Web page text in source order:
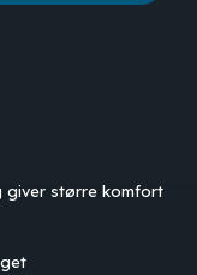
giver større komfort